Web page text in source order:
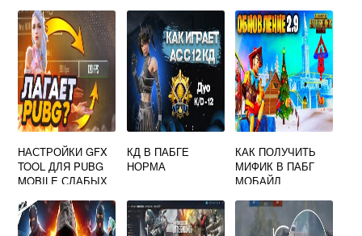
НАСТРОЙКИ GFX
TOOL ДЛЯ PUBG
MOBILE СЛАБЫХ
КД В ПАБГЕ
НОРМА
КАК ПОЛУЧИТЬ
МИФИК В ПАБГ
МОБАЙЛ